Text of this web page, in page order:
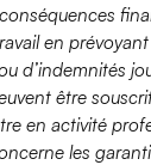
en
d’indemnités
être
en activité
les